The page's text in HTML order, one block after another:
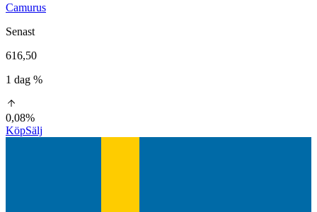
Camurus
Senast
616,50
1 dag %
0,08%
KöpSälj